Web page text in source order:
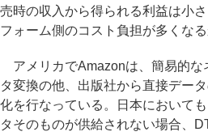
売時の収入から得られる利益は小
フォーム側のコスト負担が多くなる
アメリカでAmazonは、簡易的な
タ変換の他、出版社から直接デー
化を行なっている。日本において
タそのものが供給されない場合、